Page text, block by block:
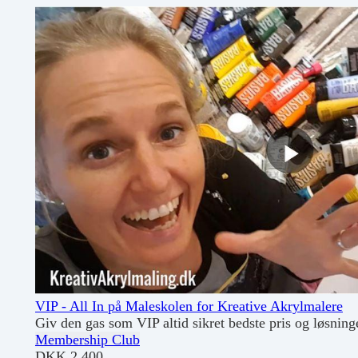
VIP - All In på Maleskolen for Kreative Akrylmalere
Giv den gas som VIP altid sikret bedste pris og
Membership Club